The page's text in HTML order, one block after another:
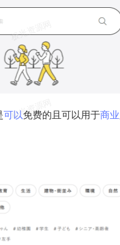
可以免费的且可以用于商业